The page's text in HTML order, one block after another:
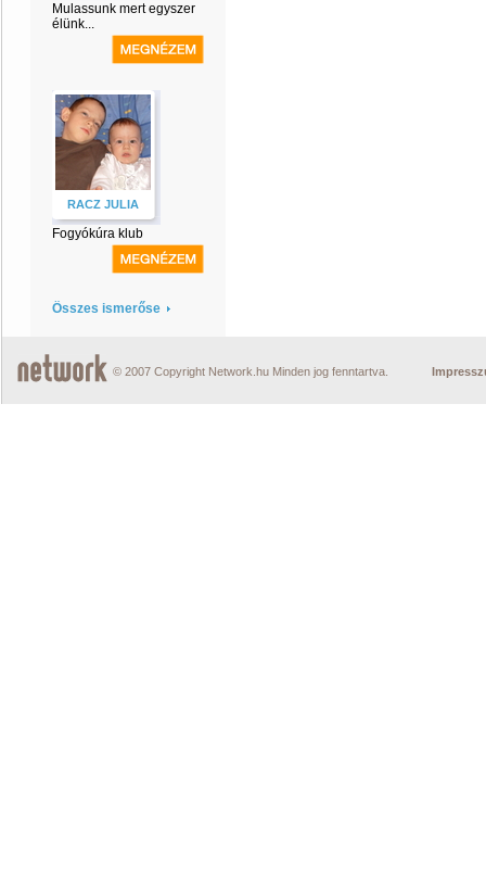
Mulassunk mert egyszer
élünk...
RACZ JULIA
Fogyókúra klub
Összes ismerőse
© 2007 Copyright Network.hu Minden jog fenntartva.